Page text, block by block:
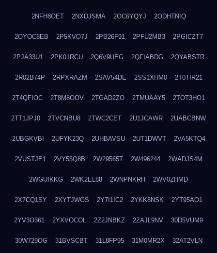
2NFH8OET 2NXDJSMA 2OC6YQYJ 2ODHTNIQ
2OYOC8EB 2P5KVO7J 2PB26F91 2PFU2MB3 2PGICZT7
2PJA33U1 2PK01RCU 2Q6V9UEG 2QFIABDG 2QYABSTR
2R02B74P 2RPXRAZM 2SAV54DE 2SS1XHM0 2T0TIR21
2T4QFIOC 2T8M8OOV 2TGAD2ZO 2TMUAAY5 2TOT3HO1
2TT1JPJ0 2TVCNBU8 2TWC2CET 2U1JCAWR 2UABCBNW
2UBGKVBI 2UFYK23Q 2UHBAVSU 2UT1DWVT 2VA5KTQ4
2VUSTJE1 2VY55Q8B 2W29565T 2W496244 2WADJS4M
2WGUIKKG 2WK2EL88 2WNPNKRH 2WV0ZHMD
2X7CQ1SY 2XYTJWGS 2Y7I1IC2 2YKK8NSK 2YT95AO1
2YV3O361 2YXVOCOL 2Z2JNBKZ 2ZAJL9NV 30D5VUM9
30W729OG 31BVSCBT 31L8FP95 31M0MR2X 32AT2VLN